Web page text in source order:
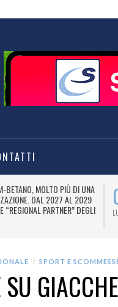
BETANO, MOLTO PIÙ DI UNA
DAL 2027 AL 2029
“REGIONAL PARTNER” DEGLI
SPORT E